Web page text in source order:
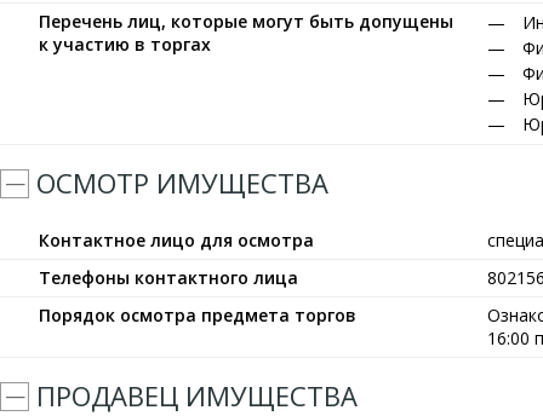
Перечень лиц, которые могут быть допущены
к участию в торгах
ОСМОТР ИМУЩЕСТВА
Контактное лицо для осмотра
Телефоны контактного лица
Порядок осмотра предмета торгов
16:00
ПРОДАВЕЦ ИМУЩЕСТВА